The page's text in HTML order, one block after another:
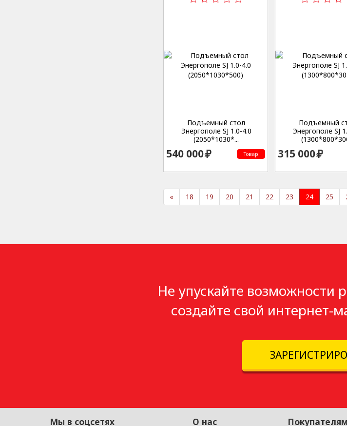
Подъемный стол
Энергополе SJ 1.0-4.0
(2050*1030*...
540 000 Товар
Подъемный
Энергополе SJ
315 000
« 18 19 20 21 22 23 24 25
Не упускайте возможности
создайте свой интернет-
Мы в соцсетях О нас Покупателям